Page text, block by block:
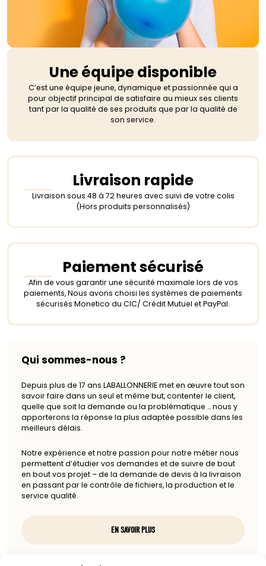
Une équipe disponible
C’est une équipe jeune, dynamique et passionnée qui a
pour objectif principal de satisfaire au mieux ses clients
tant par la qualité de ses produits que par la qualité de
son service.
Livraison rapide
Livraison sous 48 à 72 heures avec suivi de votre colis
(Hors produits personnalisés)
Paiement sécurisé
Afin de vous garantir une sécurité maximale lors de vos
paiements, Nous avons choisi les systèmes de paiements
sécurisés Monetico du CIC/ Crédit Mutuel et PayPal.
Qui sommes-nous ?
Depuis plus de 17 ans LABALLONNERIE met en œuvre tout son
savoir faire dans un seul et même but, contenter le client,
quelle que soit la demande ou la problématique … nous y
apporterons la réponse la plus adaptée possible dans les
meilleurs délais.
Notre expérience et notre passion pour notre métier nous
permettent d’étudier vos demandes et de suivre de bout
en bout vos projet – de la demande de devis à la livraison
en passant par le contrôle de fichiers, la production et le
service qualité.
EN SAVOIR PLUS